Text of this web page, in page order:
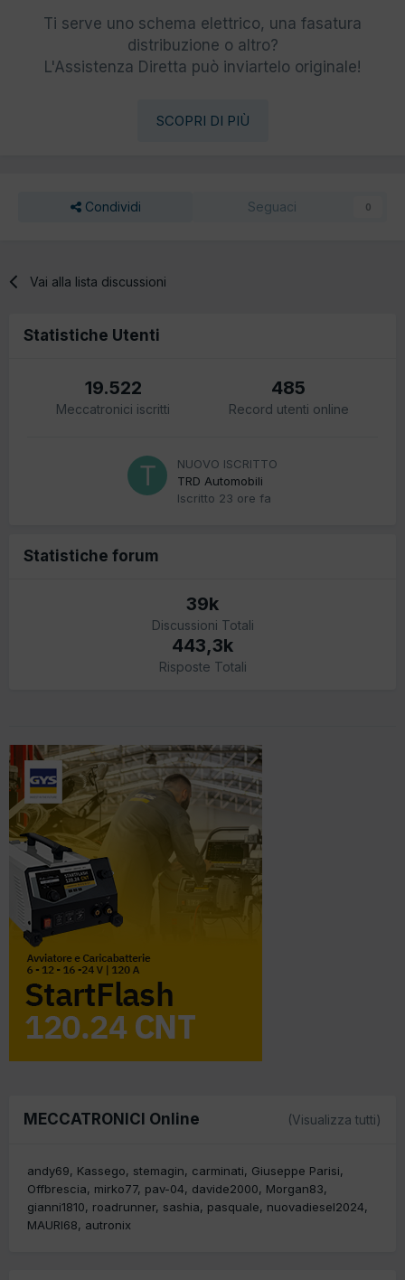
Ti serve uno schema elettrico, una fasatura
distribuzione o altro?
L'Assistenza Diretta può inviartelo originale!
SCOPRI DI PIÙ
Condividi Seguaci 0
Vai alla lista discussioni
Statistiche Utenti
19.522
Meccatronici iscritti
485
Record utenti online
NUOVO ISCRITTO
TRD Automobili
Iscritto 23 ore fa
Statistiche forum
39k
Discussioni Totali
443,3k
Risposte Totali
MECCATRONICI Online (Visualizza tutti)
andy69 Kassego stemagin carminati
Giuseppe Parisi
Offbrescia
mirko77 pav-04 davide2000
Morgan83
gianni1810
roadrunner sashia pasquale
nuovadiesel2024
MAURI68
autronix